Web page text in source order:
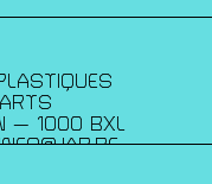
— 1000 BXL